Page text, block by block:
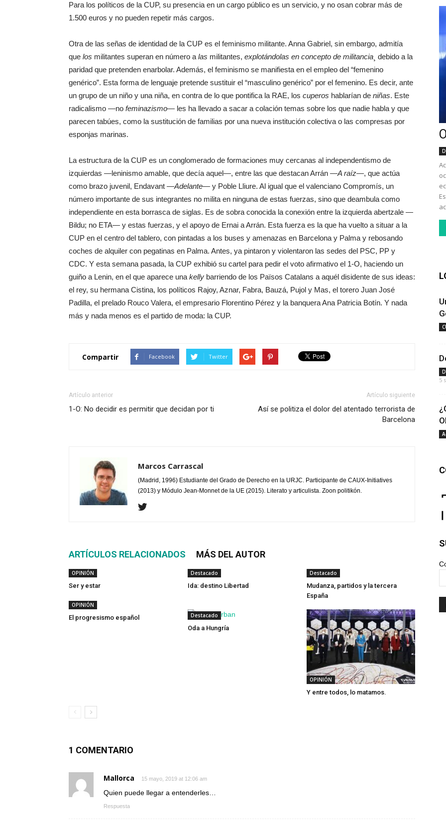
Para los políticos de la CUP, su presencia en un cargo público es un servicio, y no osan cobrar más de
1.500 euros y no pueden repetir más cargos.
Otra de las señas de identidad de la CUP es el feminismo militante. Anna Gabriel, sin embargo, admitía
que los militantes superan en número a las militantes, explotándolas en concepto de militancia ¸ debido a la
paridad que pretenden enarbolar. Además, el feminismo se manifiesta en el empleo del “femenino
genérico”. Esta forma de lenguaje pretende sustituir el “masculino genérico” por el femenino. Es decir, ante
un grupo de un niño y una niña, en contra de lo que pontifica la RAE, los cuperos hablarían de niñas. Este
radicalismo —no feminazismo— les ha llevado a sacar a colación temas sobre los que nadie habla y que
parecen tabúes, como la sustitución de familias por una nueva institución colectiva o las compresas por
esponjas marinas.
La estructura de la CUP es un conglomerado de formaciones muy cercanas al independentismo de
izquierdas —leninismo amable, que decía aquel—, entre las que destacan Arrán —A raíz—, que actúa
como brazo juvenil, Endavant —Adelante— y Poble Lliure. Al igual que el valenciano Compromís, un
número importante de sus integrantes no milita en ninguna de estas fuerzas, sino que deambula como
independiente en esta borrasca de siglas. Es de sobra conocida la conexión entre la izquierda abertzale —
Bildu; no ETA— y estas fuerzas, y el apoyo de Ernai a Arrán. Esta fuerza es la que ha vuelto a situar a la
CUP en el centro del tablero, con pintadas a los buses y amenazas en Barcelona y Palma y rebosando
coches de alquiler con pegatinas en Palma. Antes, ya pintaron y violentaron las sedes del PSC, PP y
CDC. Y esta semana pasada, la CUP exhibió su cartel para pedir el voto afirmativo el 1-O, haciendo un
guiño a Lenin, en el que aparece una kelly barriendo de los Països Catalans a aquél disidente de sus ideas:
el rey, su hermana Cistina, los políticos Rajoy, Aznar, Fabra, Bauzá, Pujol y Mas, el torero Juan José
Padilla, el prelado Rouco Valera, el empresario Florentino Pérez y la banquera Ana Patricia Botín. Y nada
más y nada menos es el partido de moda: la CUP.
Compartir Facebook Twitter
Artículo anterior
1-O: No decidir es permitir que decidan por ti
Artículo siguiente
Así se politiza el dolor del atentado terrorista de
Barcelona
Marcos Carrascal
(Madrid, 1996) Estudiante del Grado de Derecho en la URJC. Participante de CAUX-Initiatives
(2013) y Módulo Jean-Monnet de la UE (2015). Literato y articulista. Zoon politikón.
ARTÍCULOS RELACIONADOS MÁS DEL AUTOR
OPINIÓN
Ser y estar
Destacado
Ida: destino Libertad
Destacado
Mudanza, partidos y la tercera
España
OPINIÓN
El progresismo español Destacado
Oda a Hungría
OPINIÓN
Y entre todos, lo matamos.
1 COMENTARIO
Mallorca 15 mayo, 2019 at 12:06 am
Quien puede llegar a entenderles…
Respuesta
5